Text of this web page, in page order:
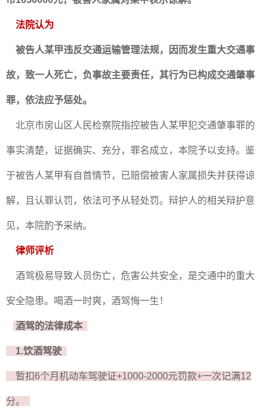
法院认为
被告人某甲违反交通运输管理法规，因而发生重大交通事
故，致一人死亡，负事故主要责任，其行为已构成交通肇事
罪，依法应予惩处。
北京市房山区人民检察院指控被告人某甲犯交通肇事罪的
事实清楚，证据确实、充分，罪名成立，本院予以支持。鉴
于被告人某甲有自首情节，已赔偿被害人家属损失并获得谅
解，且认罪认罚，依法可予从轻处罚。辩护人的相关辩护意
见，本院酌予采纳。
律师评析
酒驾极易导致人员伤亡，危害公共安全，是交通中的重大
安全隐患。喝酒一时爽，酒驾悔一生！
酒驾的法律成本
1.饮酒驾驶
暂扣6个月机动车驾驶证+1000-2000元罚款+一次记满12
分。